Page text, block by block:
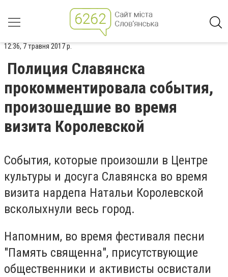
12:36, 7 травня 2017 р.
Полиция Славянска
прокомментировала события,
произошедшие во время
визита Королевской
События, которые произошли в Центре
культуры и досуга Славянска во время
визита нардепа Натальи Королевской
всколыхнули весь город.
Напомним, во время фестиваля песни
"Память священна", присутствующие
общественники и активисты освистали